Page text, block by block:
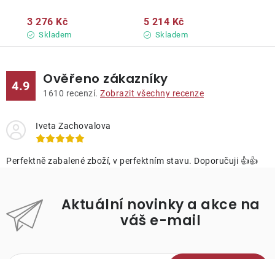
Skladem
3 276 Kč
Skladem
5 214 Kč
4.9 Ověřeno zákazníky
1610 recenzí. Zobrazit všechny recenze
Iveta Zachovalova
Perfektně zabalené zboží, v perfektním stavu. Doporučuji 👍👍
Aktuální novinky a akce na
váš e-mail